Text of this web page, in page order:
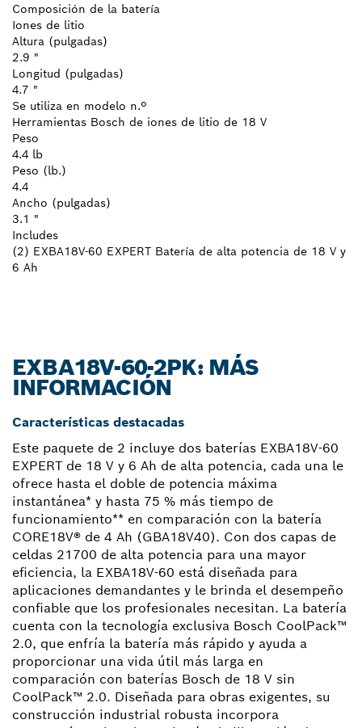
Composición de la batería
Iones de litio
Altura (pulgadas)
2.9 "
Longitud (pulgadas)
4.7 "
Se utiliza en modelo n.º
Herramientas Bosch de iones de litio de 18 V
Peso
4.4 lb
Peso (lb.)
4.4
Ancho (pulgadas)
3.1 "
Includes
(2) EXBA18V-60 EXPERT Batería de alta potencia de 18 V y
6 Ah
EXBA18V-60-2PK: MÁS
INFORMACIÓN
Características destacadas
Este paquete de 2 incluye dos baterías EXBA18V-60
EXPERT de 18 V y 6 Ah de alta potencia, cada una le
ofrece hasta el doble de potencia máxima
instantánea* y hasta 75 % más tiempo de
funcionamiento** en comparación con la batería
CORE18V® de 4 Ah (GBA18V40). Con dos capas de
celdas 21700 de alta potencia para una mayor
eficiencia, la EXBA18V-60 está diseñada para
aplicaciones demandantes y le brinda el desempeño
confiable que los profesionales necesitan. La batería
cuenta con la tecnología exclusiva Bosch CoolPack™
2.0, que enfría la batería más rápido y ayuda a
proporcionar una vida útil más larga en
comparación con baterías Bosch de 18 V sin
CoolPack™ 2.0. Diseñada para obras exigentes, su
construcción industrial robusta incorpora